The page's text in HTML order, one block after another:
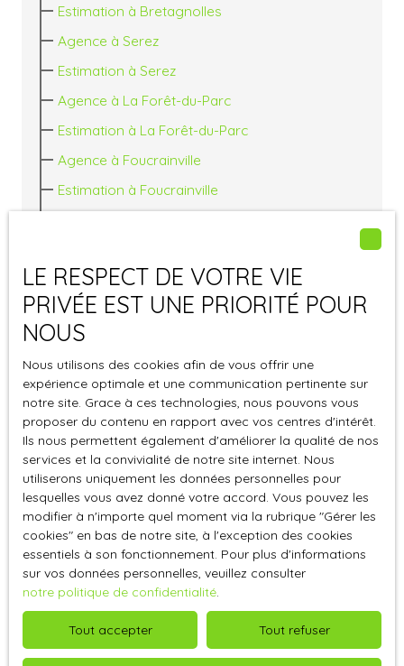
Estimation à Bretagnolles
Agence à Serez
Estimation à Serez
Agence à La Forêt-du-Parc
Estimation à La Forêt-du-Parc
Agence à Foucrainville
Estimation à Foucrainville
Agence à Chavigny-Bailleul
Estimation à Chavigny-Bailleul
Agence à Coudres
Estimation à Coudres
Agence aux Authieux
Estimation aux Authieux
Agence à Lignerolles
Estimation à Lignerolles
Agence à Champigny-la-Futelaye
Estimation à Champigny-la-Futelaye
Agence à Saint-Laurent-des-Bois
Agence à Moisville
LE RESPECT DE VOTRE VIE
PRIVÉE EST UNE PRIORITÉ POUR
NOUS
Nous utilisons des cookies afin de vous offrir une
expérience optimale et une communication pertinente sur
notre site. Grace à ces technologies, nous pouvons vous
proposer du contenu en rapport avec vos centres d'intérêt.
Ils nous permettent également d'améliorer la qualité de nos
services et la convivialité de notre site internet. Nous
utiliserons uniquement les données personnelles pour
lesquelles vous avez donné votre accord. Vous pouvez les
modifier à n'importe quel moment via la rubrique ″Gérer les
cookies″ en bas de notre site, à l'exception des cookies
essentiels à son fonctionnement. Pour plus d'informations
sur vos données personnelles, veuillez consulter
notre politique de confidentialité.
Tout accepter Tout refuser